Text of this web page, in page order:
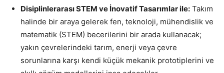
Disiplinlerarası STEM ve İnovatif Tasarımlar ile: Takım
halinde bir araya gelerek fen, teknoloji, mühendislik ve
matematik (STEM) becerilerini bir arada kullanacak;
yakın çevrelerindeki tarım, enerji veya çevre
sorunlarına karşı kendi küçük mekanik prototiplerini ve